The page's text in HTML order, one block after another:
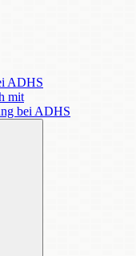
ADHS
mit
bei ADHS